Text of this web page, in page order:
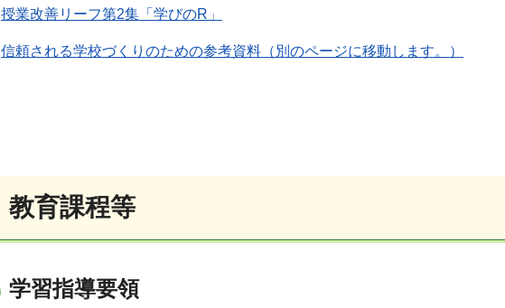
授業改善リーフ第2集「学びのR」
信頼される学校づくりのための参考資料（別のページに移動します。）
教育課程等
学習指導要領